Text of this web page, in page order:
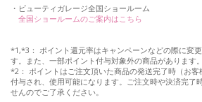
ビューティガレージ全国ショールーム
全国ショールームのご案内はこちら
*1,*3： ポイント還元率はキャンペーンなどの際に変
す。また、一部ポイント付与対象外の商品があります。
*2： ポイントはご注文頂いた商品の発送完了時（お
付与され、使用可能になります。ご注文時や決済完了
せんのでご了承ください。